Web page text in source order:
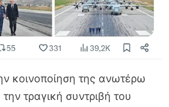
κοινοποίηση της ανωτέρω
τραγική συντριβή του